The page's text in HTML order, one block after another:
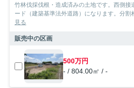
竹林伐採伐根・造成済みの土地です。西側接
ード（建築基準法外道路）になります。分割
見る
販売中の区画
500万円
- / 804.00㎡ / -